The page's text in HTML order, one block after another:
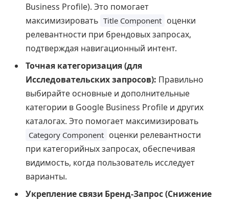
Business Profile). Это помогает
максимизировать Title Component оценки
релевантности при брендовых запросах,
подтверждая навигационный интент.
Точная категоризация (для
Исследовательских запросов): Правильно
выбирайте основные и дополнительные
категории в Google Business Profile и других
каталогах. Это помогает максимизировать
Category Component оценки релевантности
при категорийных запросах, обеспечивая
видимость, когда пользователь исследует
варианты.
Укрепление связи Бренд-Запрос (Снижение